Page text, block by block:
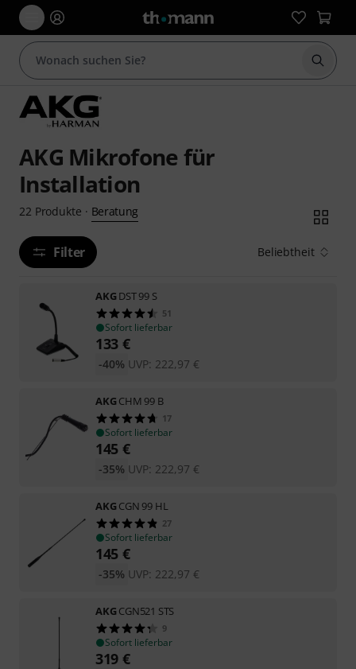
Suche
AKG Mikrofone für
Installation
22 Produkte · Beratung
Filter Beliebtheit
AKGDST 99 S
51
Sofort lieferbar
133 €
UVP: 222,97 €
-40%
AKGCHM 99 B
17
Sofort lieferbar
145 €
UVP: 222,97 €
-35%
AKGCGN 99 HL
27
Sofort lieferbar
145 €
UVP: 222,97 €
-35%
AKGCGN521 STS
9
Sofort lieferbar
319 €